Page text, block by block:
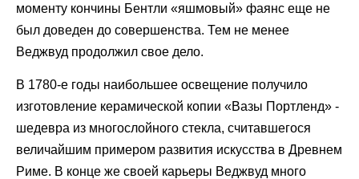
моменту кончины Бентли «яшмовый» фаянс еще не
был доведен до совершенства. Тем не менее
Веджвуд продолжил свое дело.
В 1780-е годы наибольшее освещение получило
изготовление керамической копии «Вазы Портленд» -
шедевра из многослойного стекла, считавшегося
величайшим примером развития искусства в Древнем
Риме. В конце же своей карьеры Веджвуд много